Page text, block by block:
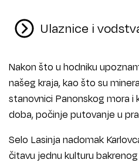
Ulaznice i
Nakon što u hodniku
našeg kraja, kao što su
stanovnici Panonskog mora i
doba, počinje putovanje u
Selo Lasinja nadomak
čitavu jednu kulturu